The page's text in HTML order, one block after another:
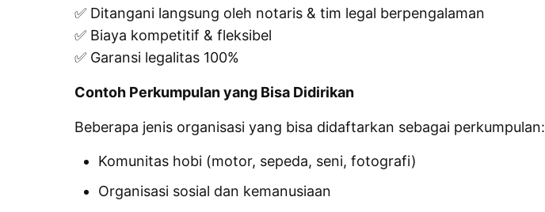
✅ Ditangani langsung oleh notaris & tim legal berpengalaman
✅ Biaya kompetitif & fleksibel
✅ Garansi legalitas 100%
Contoh Perkumpulan yang Bisa Didirikan
Beberapa jenis organisasi yang bisa didaftarkan sebagai perkumpulan:
Komunitas hobi (motor, sepeda, seni, fotografi)
Organisasi sosial dan kemanusiaan